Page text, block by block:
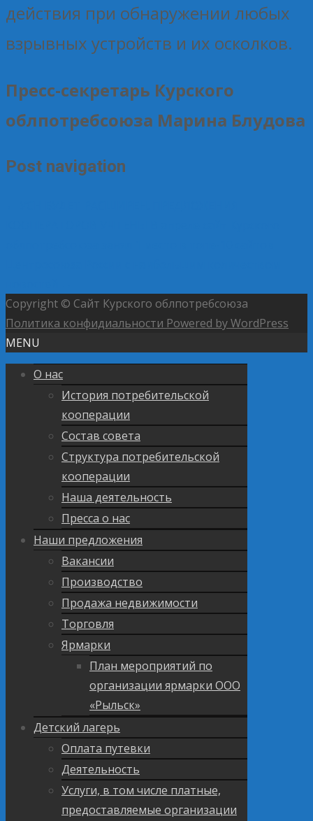
действия при обнаружении любых
взрывных устройств и их осколков.
Пресс-секретарь Курского
облпотребсоюза Марина Блудова
Post navigation
Copyright © Сайт Курского облпотребсоюза
Политика конфидиальности Powered by WordPress
MENU
О нас
История потребительской
кооперации
Состав совета
Структура потребительской
кооперации
Наша деятельность
Пресса о нас
Наши предложения
Вакансии
Производство
Продажа недвижимости
Торговля
Ярмарки
План мероприятий по
организации ярмарки ООО
«Рыльск»
Детский лагерь
Оплата путевки
Деятельность
Услуги, в том числе платные,
предоставляемые организации